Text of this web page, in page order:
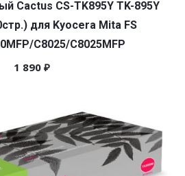
Cactus CS-TK895Y TK-895Y
для Kyocera Mita FS
C8025/C8025MFP
1 890 ₽